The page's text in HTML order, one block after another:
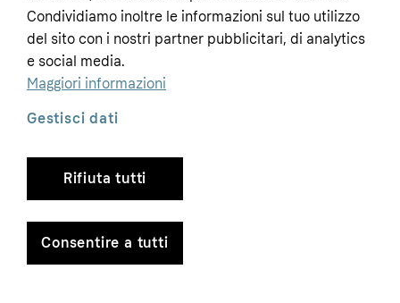
Terms & conditions
Privacy policy
Tracking technology notice
Sell with Klarna
Contact us
Global
CookiesKlarna.com
Condividiamo inoltre le informazioni sul tuo utilizzo
del sito con i nostri partner pubblicitari, di analytics
e social media.
Maggiori informazioni
Rifiuta tutti
Consentire a tutti
Gestisci dati